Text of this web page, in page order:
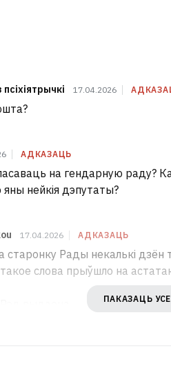
17.04.2026
АДКАЗАЦЬ
на гендарную раду?
яны нейкія дэпутаты?
17.04.2026 АДКАЗАЦЬ
старонку Рады некалькі дзён
слова прыўшло на
ПАКАЗАЦЬ